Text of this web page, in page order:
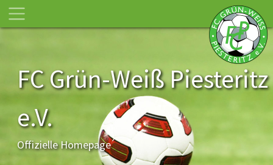
FC Grün-Weiß Piesteritz
e.V.
Offizielle Homepage